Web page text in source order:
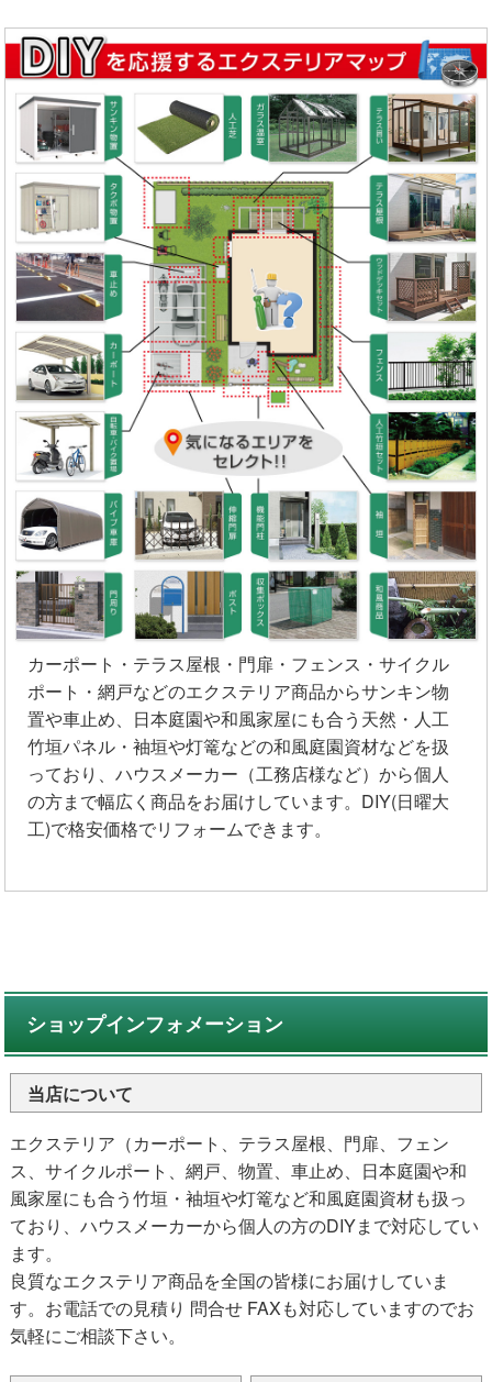
カーポート・テラス屋根・門扉・フェンス・サイクル
ポート・網戸などのエクステリア商品からサンキン物
置や車止め、日本庭園や和風家屋にも合う天然・人工
竹垣パネル・袖垣や灯篭などの和風庭園資材などを扱
っており、ハウスメーカー（工務店様など）から個人
の方まで幅広く商品をお届けしています。DIY(日曜大
工)で格安価格でリフォームできます。
ショップインフォメーション
当店について
エクステリア（カーポート、テラス屋根、門扉、フェン
ス、サイクルポート、網戸、物置、車止め、日本庭園や和
風家屋にも合う竹垣・袖垣や灯篭など和風庭園資材も扱っ
ており、ハウスメーカーから個人の方のDIYまで対応してい
ます。
良質なエクステリア商品を全国の皆様にお届けしていま
す。お電話での見積り 問合せ FAXも対応していますのでお
気軽にご相談下さい。